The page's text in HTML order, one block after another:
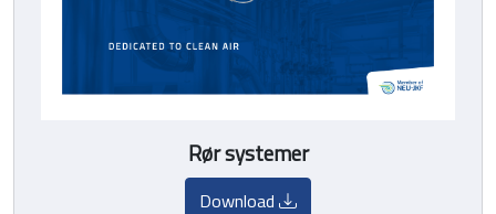
Rør systemer
Download